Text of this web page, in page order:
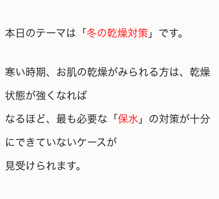
本日のテーマは「 冬の乾燥対策 」です。
寒い時期、お肌の乾燥がみられる方は、乾燥
状態が強くなれば
なるほど、最も必要な「 保水 」の対策が十分
にできていないケースが
見受けられます。